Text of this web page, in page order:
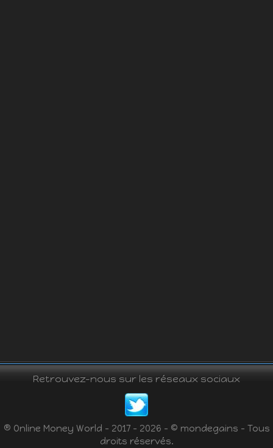
Retrouvez-nous sur les réseaux sociaux
® Online Money World - 2017 - 2026 - © mondegains - Tous
droits réservés.